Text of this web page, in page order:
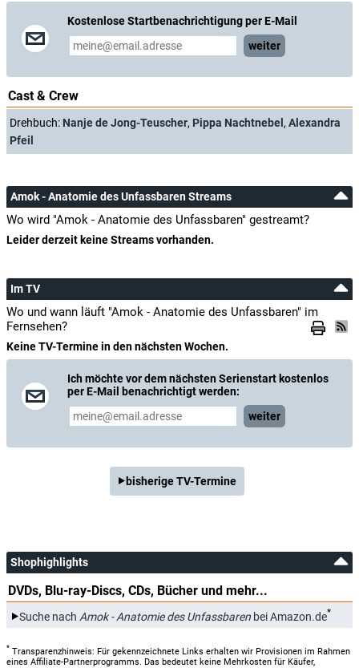
Kostenlose Startbenachrichtigung per E-Mail
weiter
Cast & Crew
Drehbuch: Nanje de Jong-Teuscher, Pippa Nachtnebel , Alexandra
Pfeil
Amok - Anatomie des Unfassbaren Streams
Wo wird "Amok - Anatomie des Unfassbaren" gestreamt?
Leider derzeit keine Streams vorhanden.
Im TV
Wo und wann läuft "Amok - Anatomie des Unfassbaren" im
Fernsehen?
Keine TV-Termine in den nächsten Wochen.
Ich möchte vor dem nächsten Serienstart kostenlos
per E-Mail benachrichtigt werden:
weiter
bisherige TV-Termine
Shophighlights
DVDs, Blu-ray-Discs, CDs, Bücher und mehr...
Suche nach Amok - Anatomie des Unfassbaren bei Amazon.de*
* Transparenzhinweis: Für gekennzeichnete Links erhalten wir Provisionen im Rahmen
eines Affiliate-Partnerprogramms. Das bedeutet keine Mehrkosten für Käufer,